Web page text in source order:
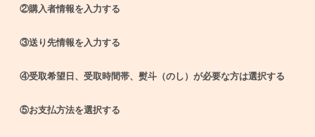
②購入者情報を入力する
③送り先情報を入力する
④受取希望日、受取時間帯、熨斗（のし）が必要な方は選択する
⑤お支払方法を選択する